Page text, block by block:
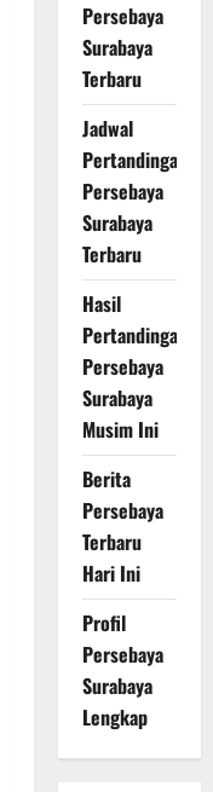
Persebaya
Surabaya
Terbaru
Jadwal
Pertandingan
Persebaya
Surabaya
Terbaru
Hasil
Pertandingan
Persebaya
Surabaya
Musim Ini
Berita
Persebaya
Terbaru
Hari Ini
Profil
Persebaya
Surabaya
Lengkap